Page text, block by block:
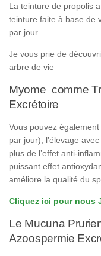
La teinture de propolis
teinture faite à base de
par jour.
Je vous prie de
arbre de vie
Myome comme
Excrétoire
Vous pouvez
par jour), l’élevage
plus de l’effet anti-
puissant effet
améliore la qualité du
Cliquez ici pour nous
Le Mucuna
Azoospermie